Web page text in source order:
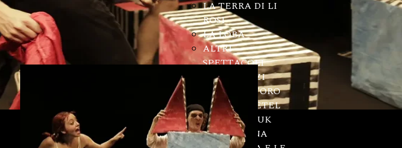
LA TERRA DI LI
ROSI
LA LOBA
ALTRI
SPETTACOLI
TEATRO RAGAZZI
RICCIOLI D'ORO
HANS E GRETEL
PIK BADALUK
SONNELLINA